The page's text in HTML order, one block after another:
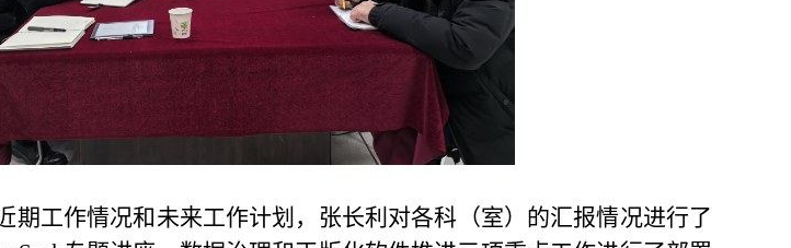
期工作情况和未来工作计划，张长利对各科（室）的汇报情况进行了